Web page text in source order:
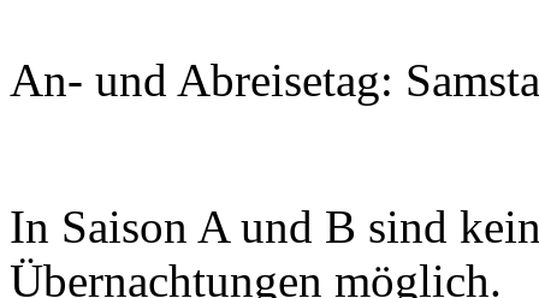
An- und Abreisetag:
In Saison A und B sind
Übernachtungen möglich.